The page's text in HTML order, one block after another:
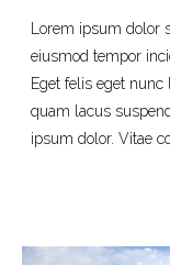
Lorem ipsum dolor
eiusmod tempor
Eget felis eget
quam lacus
ipsum dolor. Vitae